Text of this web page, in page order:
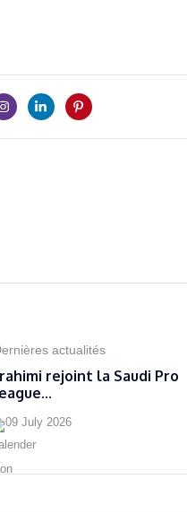
actualités
rejoint la Saudi Pro
09 July 2026